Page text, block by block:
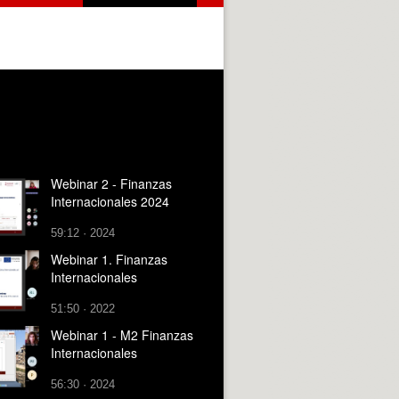
Webinar 2 - Finanzas
Internacionales 2024
59:12 · 2024
Webinar 1. Finanzas
Internacionales
51:50 · 2022
Webinar 1 - M2 Finanzas
Internacionales
56:30 · 2024